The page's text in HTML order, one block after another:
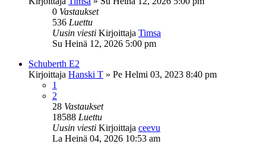
0 Vastaukset
536 Luettu
Uusin viesti Kirjoittaja Timsa
Su Heinä 12, 2026 5:00 pm
Schuberth E2
Kirjoittaja Hanski T » Pe Helmi 03, 2023 8:40 pm
1
2
28 Vastaukset
18588 Luettu
Uusin viesti Kirjoittaja ceevu
La Heinä 04, 2026 10:53 am